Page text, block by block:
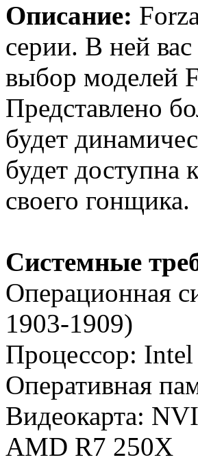
Описание:
серии. В ней
выбор моделей
Представлено
будет
будет доступна
своего гонщика.
Системные
Операционная
1903-1909)
Процессор:
Оперативная
Видеокарта:
AMD R7 250X